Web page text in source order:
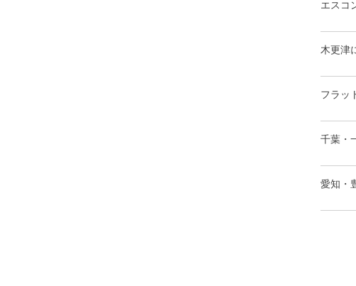
エスコ
木更津
フラッ
千葉・
愛知・